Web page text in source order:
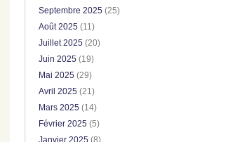
Septembre 2025 (25)
Août 2025 (11)
Juillet 2025 (20)
Juin 2025 (19)
Mai 2025 (29)
Avril 2025 (21)
Mars 2025 (14)
Février 2025 (5)
Janvier 2025 (8)